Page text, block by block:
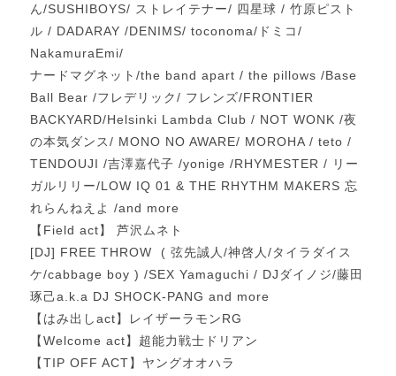
ん/SUSHIBOYS/ ストレイテナー/ 四星球 / 竹原ピスト
ル / DADARAY /DENIMS/ toconoma/ドミコ/
NakamuraEmi/
ナードマグネット/the band apart / the pillows /Base
Ball Bear /フレデリック/ フレンズ/FRONTIER
BACKYARD/Helsinki Lambda Club / NOT WONK /夜
の本気ダンス/ MONO NO AWARE/ MOROHA / teto /
TENDOUJI /吉澤嘉代子 /yonige /RHYMESTER / リー
ガルリリー/LOW IQ 01 & THE RHYTHM MAKERS 忘
れらんねえよ /and more
【Field act】 芦沢ムネト
[DJ] FREE THROW
( 弦先誠人/神啓人/タイラダイス
ケ/cabbage boy ) /SEX Yamaguchi / DJダイノジ/藤田
琢己a.k.a DJ SHOCK-PANG and more
【はみ出しact】レイザーラモンRG
【Welcome act】超能力戦士ドリアン
【TIP OFF ACT】ヤングオオハラ